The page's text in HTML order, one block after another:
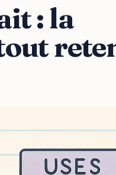
: la